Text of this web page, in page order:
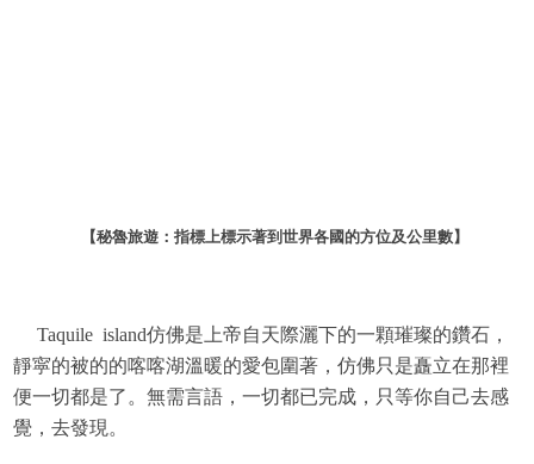
【秘魯旅遊：指標上標示著到世界各國的方位及公里數】
Taquile island仿佛是上帝自天際灑下的一顆璀璨的鑽石，
靜寜的被的的喀喀湖溫暖的愛包圍著，仿佛只是矗立在那裡
便一切都是了。無需言語，一切都已完成，只等你自己去感
覺，去發現。